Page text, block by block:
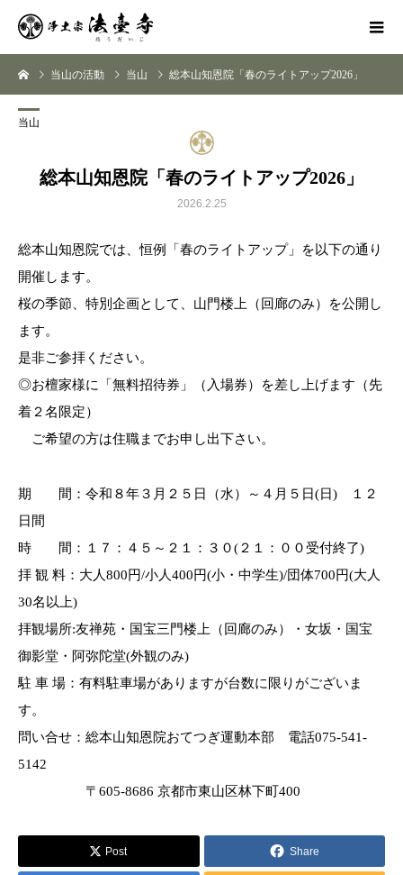
当山の活動 当山 総本山知恩院「春のライトアップ2026」
当山
総本山知恩院「春のライトアップ2026」
2026.2.25
総本山知恩院では、恒例「春のライトアップ」を以下の通り
開催します。
桜の季節、特別企画として、山門楼上（回廊のみ）を公開し
ます。
是非ご参拝ください。
◎お檀家様に「無料招待券」（入場券）を差し上げます（先
着２名限定）
ご希望の方は住職までお申し出下さい。
期 間：令和８年３月２５日（水）～４月５日(日) １２
日間
時 間：１７：４５～２１：３０(２１：００受付終了)
拝 観 料：大人800円/小人400円(小・中学生)/団体700円(大人
30名以上)
拝観場所:友禅苑・国宝三門楼上（回廊のみ）・女坂・国宝
御影堂・阿弥陀堂(外観のみ)
駐 車 場：有料駐車場がありますが台数に限りがございま
す。
問い合せ：総本山知恩院おてつぎ運動本部 電話075-541-
5142
〒605-8686 京都市東山区林下町400
Post Share